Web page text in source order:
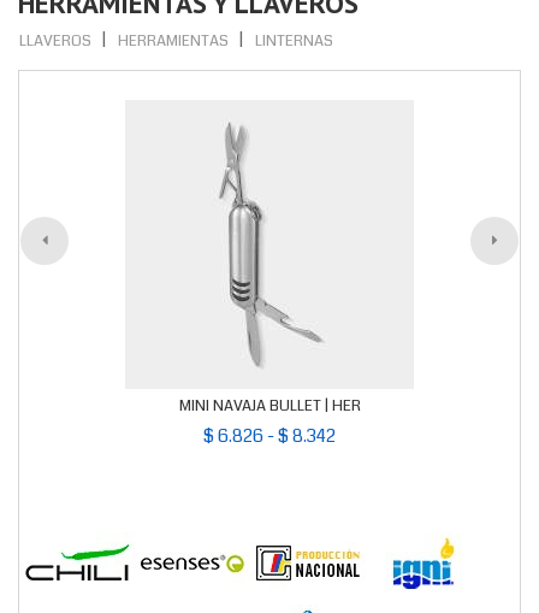
LLAVEROS HERRAMIENTAS LINTERNAS
MINI NAVAJA BULLET | HER
$ 6.826 - $ 8.342